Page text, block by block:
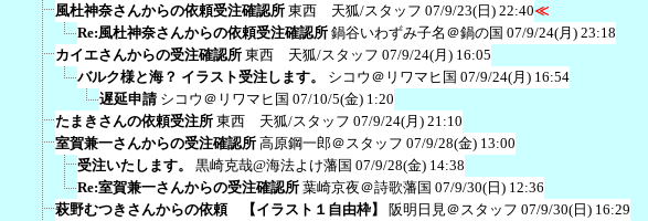
風杜神奈さんからの依頼受注確認所 東西 天狐/スタッフ 07/9/23(日) 22:40≪
Re:風杜神奈さんからの依頼受注確認所 鍋谷いわずみ子名＠鍋の国 07/9/24(月) 23:18
カイエさんからの受注確認所 東西 天狐/スタッフ 07/9/24(月) 16:05
バルク様と海？ イラスト受注します。
シコウ＠リワマヒ国 07/9/24(月) 16:54
遅延申請 シコウ＠リワマヒ国 07/10/5(金) 1:20
たまきさんの依頼受注所 東西 天狐/スタッフ 07/9/24(月) 21:10
室賀兼一さんからの受注確認所 高原鋼一郎＠スタッフ 07/9/28(金) 13:00
受注いたします。
黒崎克哉@海法よけ藩国 07/9/28(金) 14:38
Re:室賀兼一さんからの受注確認所 葉崎京夜＠詩歌藩国 07/9/30(日) 12:36
萩野むつきさんからの依頼 【イラスト１自由枠】
阪明日見＠スタッフ 07/9/30(日) 16:29